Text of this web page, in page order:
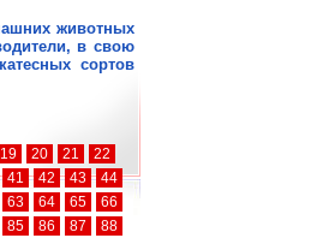
животных
в свою
сортов
19 20 21
22
41 42 43
44
63 64 65
66
85 86 87
88